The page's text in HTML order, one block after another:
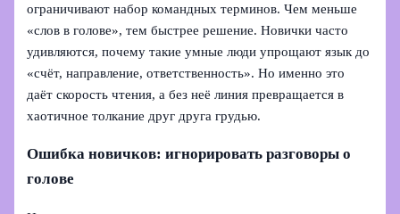
ограничивают набор командных терминов. Чем меньше
«слов в голове», тем быстрее решение. Новички часто
удивляются, почему такие умные люди упрощают язык до
«счёт, направление, ответственность». Но именно это
даёт скорость чтения, а без неё линия превращается в
хаотичное толкание друг друга грудью.
Ошибка новичков: игнорировать разговоры о
голове